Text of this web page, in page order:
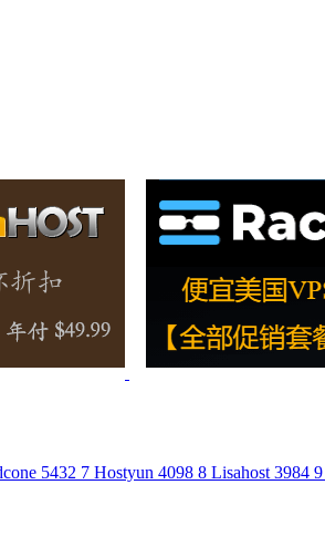
5432 7 Hostyun 4098 8 Lisahost 3984 9